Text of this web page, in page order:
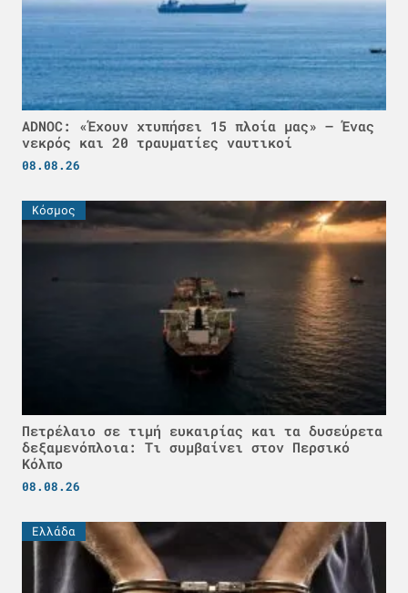
ADNOC: «Έχουν χτυπήσει 15 πλοία μας» – Ένας
νεκρός και 20 τραυματίες ναυτικοί
08.08.26
Κόσμος
Πετρέλαιο σε τιμή ευκαιρίας και τα δυσεύρετα
δεξαμενόπλοια: Τι συμβαίνει στον Περσικό
Κόλπο
08.08.26
Ελλάδα